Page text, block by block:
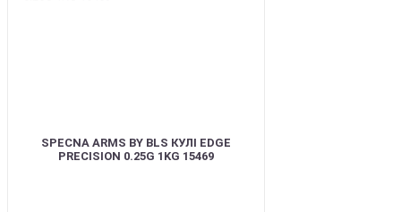
SPECNA ARMS BY BLS КУЛІ EDGE
PRECISION 0.25G 1KG 15469